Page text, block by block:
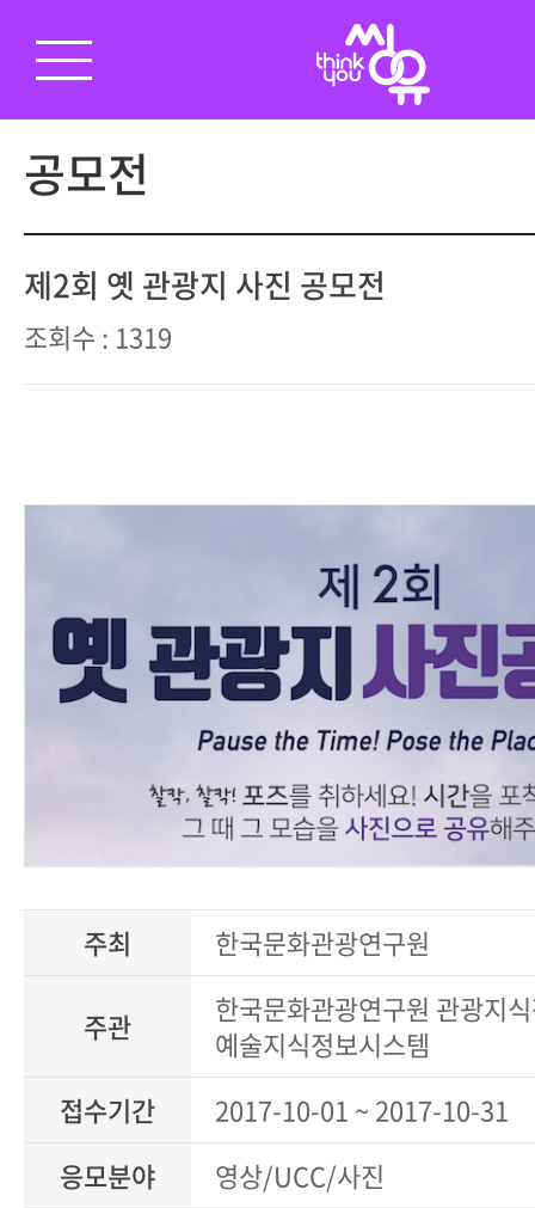
공모전
제2회 옛 관광지 사진 공모전
조회수 : 1319
주최 한국문화관광연구원
주관
한국문화관광연구원 관광지
예술지식정보시스템
접수기간
2017-10-01 ~ 2017-10-31
응모분야
영상/UCC/사진